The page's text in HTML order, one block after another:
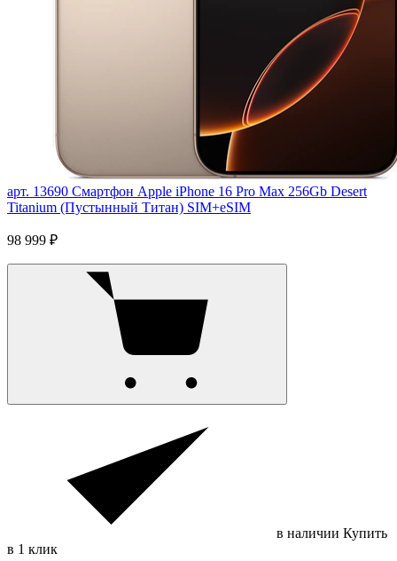
арт. 13690 Смартфон Apple iPhone 16 Pro Max 256Gb Desert
Titanium (Пустынный Титан) SIM+eSIM
98 999 ₽
в наличии Купить
в 1 клик